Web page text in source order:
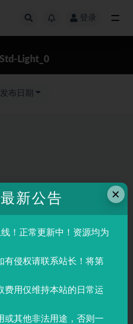
登录
Light_0
发布日期
×
新公告
！正常更新中！资源均为
有侵权请联系站长！将第
费用仅维持本站的日常运
或其他非法用途，否则一